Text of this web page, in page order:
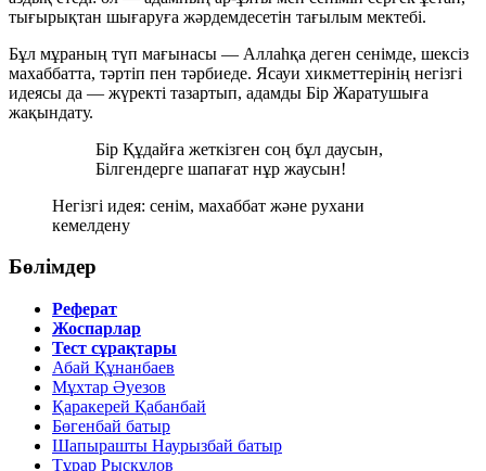
тығырықтан шығаруға жәрдемдесетін тағылым мектебі.
Бұл мұраның түп мағынасы — Аллаһқа деген сенімде, шексіз
махаббатта, тәртіп пен тәрбиеде. Ясауи хикметтерінің негізгі
идеясы да — жүректі тазартып, адамды Бір Жаратушыға
жақындату.
Бір Құдайға жеткізген соң бұл даусын,
Білгендерге шапағат нұр жаусын!
Негізгі идея: сенім, махаббат және рухани
кемелдену
Бөлімдер
Реферат
Жоспарлар
Тест сұрақтары
Абай Құнанбаев
Мұхтар Әуезов
Қаракерей Қабанбай
Бөгенбай батыр
Шапырашты Наурызбай батыр
Тұрар Рысқұлов